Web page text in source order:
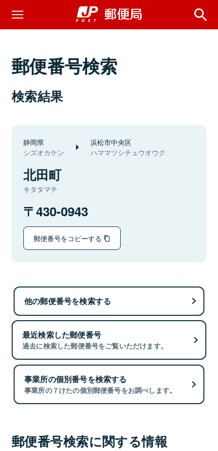
郵便番号検索
検索結果
静岡県
シズオカケン
浜松市中央区
ハママツシチュウオウク
北田町
キタタマチ
430-0943
郵便番号をコピーする
他の郵便番号を検索する
最近検索した郵便番号
過去に検索した郵便番号をご覧いただけます。
事業所の個別番号を検索する
事業所の７けたの個別郵便番号をお調べします。
郵便番号検索に関する情報